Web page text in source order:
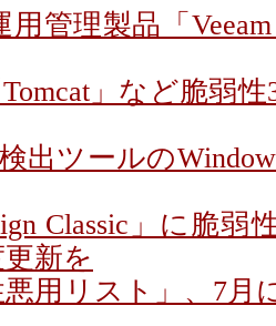
管理製品「
Tomcat」など脆弱
出ツールの
Classic」に脆
新を
用リスト」、7月